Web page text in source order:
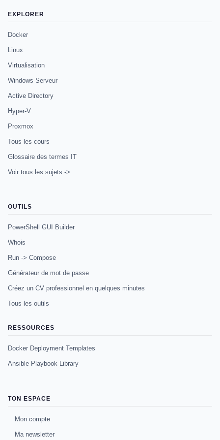
EXPLORER
Docker
Linux
Virtualisation
Windows Serveur
Active Directory
Hyper-V
Proxmox
Tous les cours
Glossaire des termes IT
Voir tous les sujets ->
OUTILS
PowerShell GUI Builder
Whois
Run -> Compose
Générateur de mot de passe
Créez un CV professionnel en quelques minutes
Tous les outils
RESSOURCES
Docker Deployment Templates
Ansible Playbook Library
TON ESPACE
Mon compte
Ma newsletter